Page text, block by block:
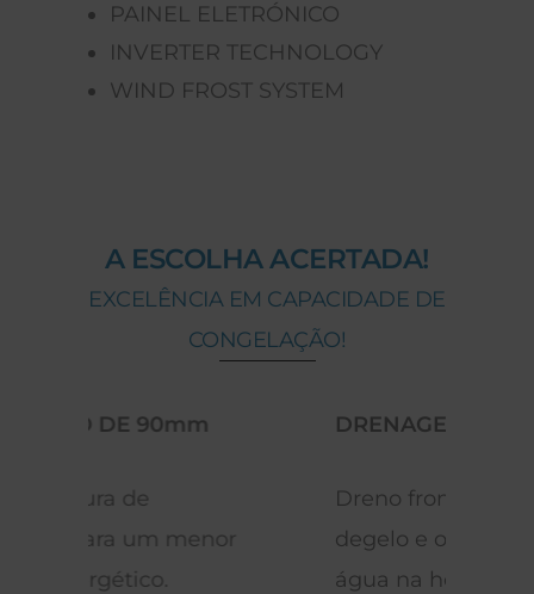
PAINEL ELETRÓNICO
INVERTER TECHNOLOGY
WIND FROST SYSTEM
A ESCOLHA ACERTADA!
EXCELÊNCIA EM CAPACIDADE DE
CONGELAÇÃO!
DRENAGEM
Dreno frontal, que facilita o
degelo e o escoamento da
água na hora de limpar.